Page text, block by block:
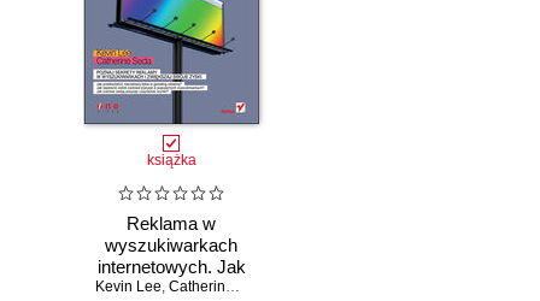
książka
Reklama w
wyszukiwarkach
internetowych. Jak
planować i
Kevin Lee, Catherine Seda